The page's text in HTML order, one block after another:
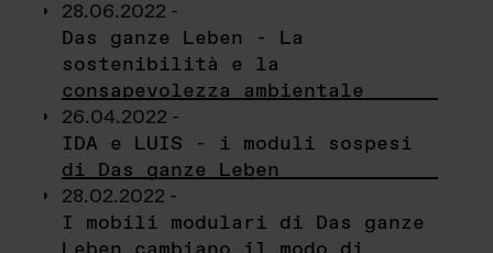
28.06.2022 -
Das ganze Leben - La
sostenibilità e la
consapevolezza ambientale
26.04.2022 -
IDA e LUIS - i moduli sospesi
di Das ganze Leben
28.02.2022 -
I mobili modulari di Das ganze